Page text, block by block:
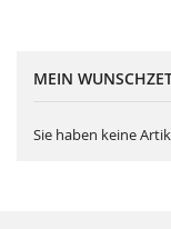
MEIN
Sie haben keine